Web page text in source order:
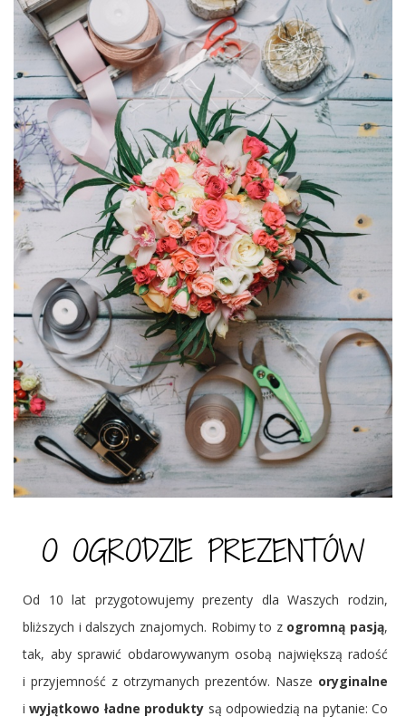
O OGRODZIE PREZENTÓW
Od 10 lat przygotowujemy prezenty dla Waszych rodzin,
bliższych i dalszych znajomych. Robimy to z ogromną pasją,
tak, aby sprawić obdarowywanym osobą największą radość
i przyjemność z otrzymanych prezentów. Nasze oryginalne
iwyjątkowo ładne produkty są odpowiedzią na pytanie: Co